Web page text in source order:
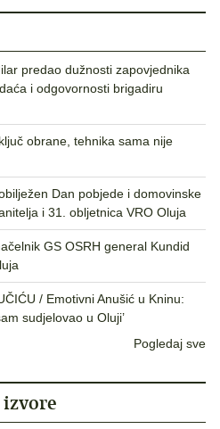
predao dužnosti zapovjednika
i odgovornosti brigadiru
obrane, tehnika sama nije
Dan pobjede i domovinske
i 31. obljetnica VRO Oluja
GS OSRH general Kundid
/ Emotivni Anušić u Kninu:
sudjelovao u Oluji’
Pogledaj sve
izvore